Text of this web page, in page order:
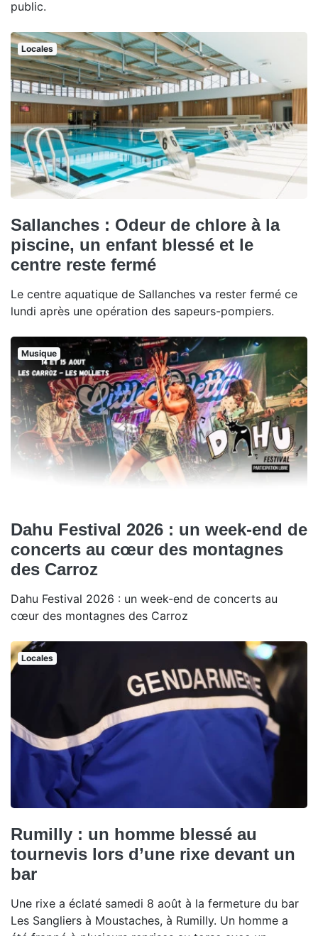
public.
Locales
Sallanches : Odeur de chlore à la
piscine, un enfant blessé et le
centre reste fermé
Le centre aquatique de Sallanches va rester fermé ce
lundi après une opération des sapeurs-pompiers.
Musique
Dahu Festival 2026 : un week-end de
concerts au cœur des montagnes
des Carroz
Dahu Festival 2026 : un week-end de concerts au
cœur des montagnes des Carroz
Locales
Rumilly : un homme blessé au
tournevis lors d’une rixe devant un
bar
Une rixe a éclaté samedi 8 août à la fermeture du bar
Les Sangliers à Moustaches, à Rumilly. Un homme a